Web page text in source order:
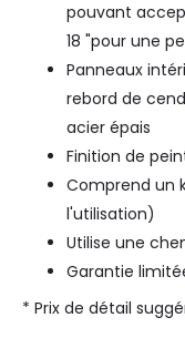
pouvant
18 "pour une
Panneaux
rebord de
acier épais
Finition de
Comprend un
l'utilisation)
Utilise une
Garantie
* Prix de détail